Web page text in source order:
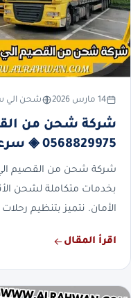
14 مارس 2026 شحن الي
شركة شحن من
0568829975 ◈ سرعة الربط الخليجي
شركة شحن من القصيم
بخدمات متكاملة لشحن
الأمان. نتميز بتنظيم
اقرأ المقال